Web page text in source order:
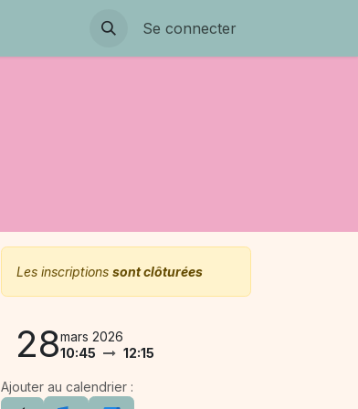
Se connecter
Les inscriptions sont clôturées
28mars 2026
10:45
12:15
Ajouter au calendrier :